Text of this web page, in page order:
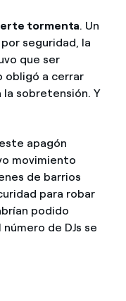
tormenta. Un
seguridad, la
que ser
obligó a cerrar
sobretensión. Y
apagón
movimiento
de barrios
para robar
podido
de DJs se